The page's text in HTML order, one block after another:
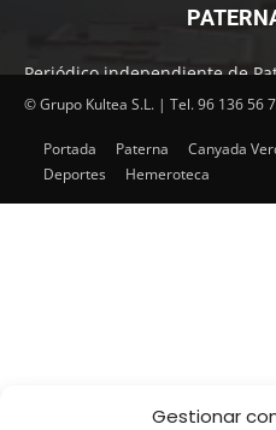
Gestionar
Periódico independiente de
Encuentra cada mes en tu
Paterna.
© Grupo Kultea S.L. | Tel. 96 136 56
Portada Paterna Canyada
Deportes
Hemeroteca